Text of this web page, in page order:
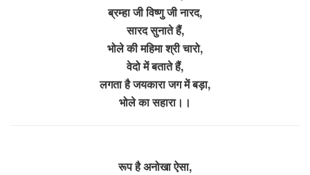
ब्रम्हा जी विष्णु जी नारद,
सारद सुनाते हैं,
भोले की महिमा श्री चारो,
वेदो में बताते हैं,
लगता है जयकारा जग में बड़ा,
भोले का सहारा।।
रूप है अनोखा ऐसा,